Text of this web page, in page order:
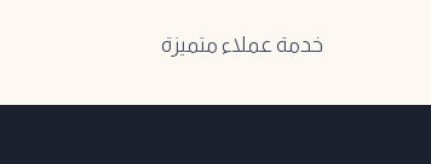
خدمة عملاء متميزة